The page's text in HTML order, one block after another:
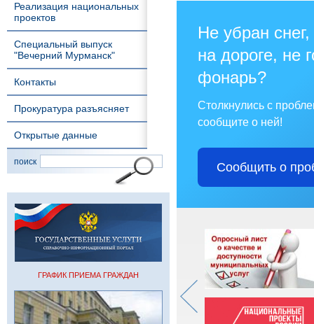
Реализация национальных
проектов
Специальный выпуск
"Вечерний Мурманск"
Контакты
Прокуратура разъясняет
Открытые данные
поиск
ГРАФИК ПРИЕМА ГРАЖДАН
Не убран
на дороге, не
фонарь?
Столкнулись с
сообщите о ней!
Сообщить о